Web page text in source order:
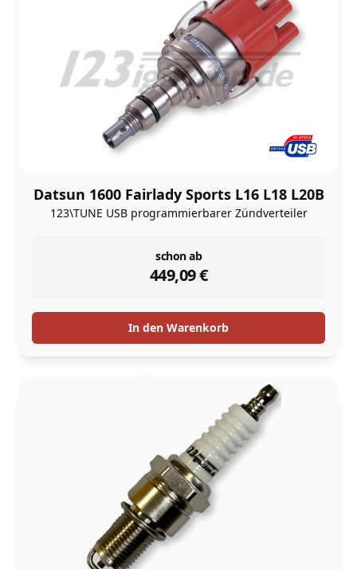
Datsun 1600 Fairlady Sports L16 L18 L20B
123\TUNE USB programmierbarer Zündverteiler
schon ab
449,09€
instock
In den Warenkorb